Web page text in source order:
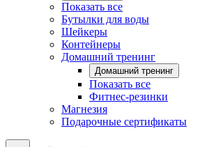
Показать все
Бутылки для воды
Шейкеры
Контейнеры
Домашний тренинг
Домашний тренинг
Показать все
Фитнес-резинки
Магнезия
Подарочные сертификаты